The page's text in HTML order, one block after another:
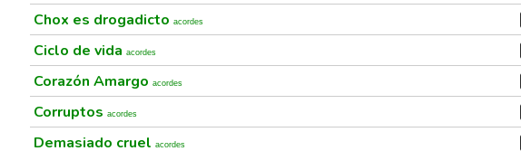
Chox es drogadicto acordes
Ciclo de vida acordes
Corazón Amargo acordes
Corruptos acordes
Demasiado cruel acordes